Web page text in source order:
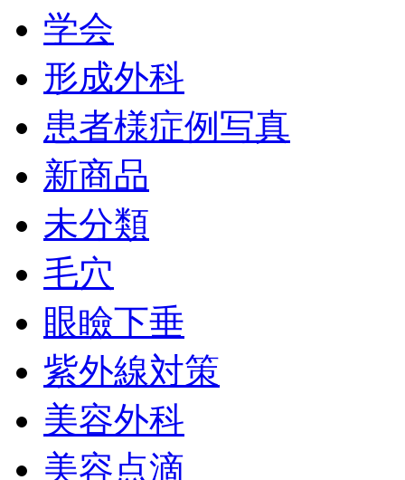
学会
形成外科
患者様症例写真
新商品
未分類
毛穴
眼瞼下垂
紫外線対策
美容外科
美容点滴